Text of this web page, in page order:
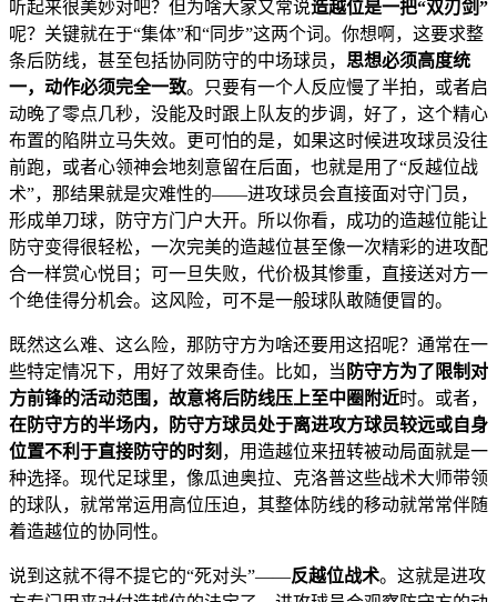
听起来很美妙对吧？但为啥大家又常说造越位是一把“双刃剑”
呢？关键就在于“集体”和“同步”这两个词。你想啊，这要求整
条后防线，甚至包括协同防守的中场球员， 思想必须高度统
一，动作必须完全一致。只要有一个人反应慢了半拍，或者启
动晚了零点几秒，没能及时跟上队友的步调，好了，这个精心
布置的陷阱立马失效。更可怕的是，如果这时候进攻球员没往
前跑，或者心领神会地刻意留在后面，也就是用了“反越位战
术”，那结果就是灾难性的——进攻球员会直接面对守门员，
形成单刀球，防守方门户大开。所以你看，成功的造越位能让
防守变得很轻松，一次完美的造越位甚至像一次精彩的进攻配
合一样赏心悦目；可一旦失败，代价极其惨重，直接送对方一
个绝佳得分机会。这风险，可不是一般球队敢随便冒的。
既然这么难、这么险，那防守方为啥还要用这招呢？通常在一
些特定情况下，用好了效果奇佳。比如，当 防守方为了限制对
方前锋的活动范围，故意将后防线压上至中圈附近时。或者，
在防守方的半场内，防守方球员处于离进攻方球员较远或自身
位置不利于直接防守的时刻 ，用造越位来扭转被动局面就是一
种选择。现代足球里，像瓜迪奥拉、克洛普这些战术大师带领
的球队，就常常运用高位压迫，其整体防线的移动就常常伴随
着造越位的协同性。
说到这就不得不提它的“死对头”——反越位战术。这就是进攻